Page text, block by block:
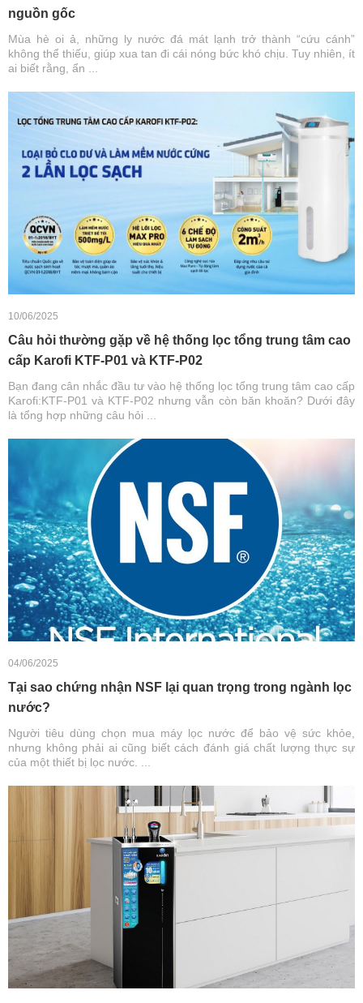
nguồn gốc
Mùa hè oi ả, những ly nước đá mát lạnh trở thành “cứu cánh”
không thể thiếu, giúp xua tan đi cái nóng bức khó chịu. Tuy nhiên, ít
ai biết rằng, ẩn ...
10/06/2025
Câu hỏi thường gặp về hệ thống lọc tổng trung tâm cao
cấp Karofi KTF-P01 và KTF-P02
Bạn đang cân nhắc đầu tư vào hệ thống lọc tổng trung tâm cao cấp
Karofi:KTF-P01 và KTF-P02 nhưng vẫn còn băn khoăn? Dưới đây
là tổng hợp những câu hỏi ...
04/06/2025
Tại sao chứng nhận NSF lại quan trọng trong ngành lọc
nước?
Người tiêu dùng chọn mua máy lọc nước để bảo vệ sức khỏe,
nhưng không phải ai cũng biết cách đánh giá chất lượng thực sự
của một thiết bị lọc nước. ...